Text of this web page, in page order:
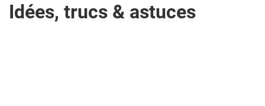
Idées, trucs & astuces